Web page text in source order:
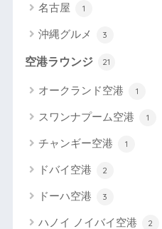
名古屋 1
沖縄グルメ 3
空港ラウンジ 21
オークランド空港 1
スワンナプーム空港 1
チャンギー空港 1
ドバイ空港 2
ドーハ空港 3
ハノイ ノイバイ空港 2